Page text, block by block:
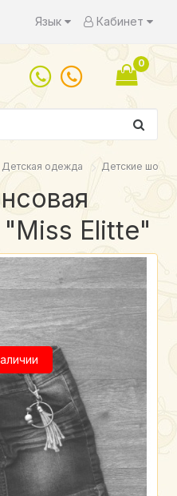
Язык Кабинет
0
Детская одежда Детские
Elitte"